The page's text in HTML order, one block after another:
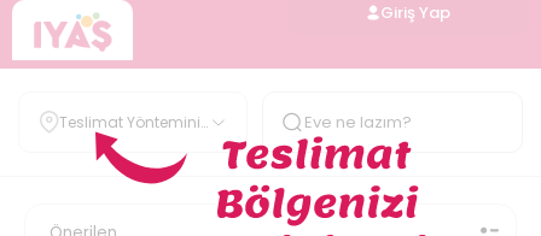
Giriş Yap
Teslimat Yöntemini
Belirle